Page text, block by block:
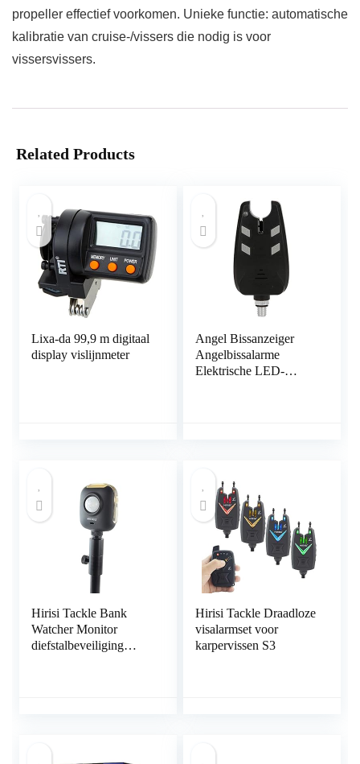
propeller effectief voorkomen. Unieke functie: automatische
kalibratie van cruise-/vissers die nodig is voor
vissersvissers.
Related Products
Lixa-da 99,9 m digitaal
display vislijnmeter
Angel Bissanzeiger
Angelbissalarme
Elektrische LED-
Hirisi Tackle Bank
Watcher Monitor
diefstalbeveiliging
Hirisi Tackle Draadloze
visalarmset voor
karpervissen S3